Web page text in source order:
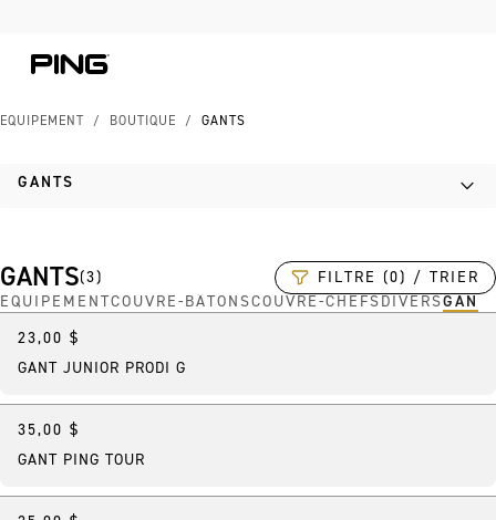
ÉQUIPEMENT / BOUTIQUE / GANTS
GANTS
GANTS(3)
FILTRE (0) / TRIER
ÉQUIPEMENTCOUVRE-BÂTONSCOUVRE-CHEFSDIVERS
Nouveau
23,00 $
GANT JUNIOR PRODI G
Meilleure vente
35,00 $
GANT PING TOUR